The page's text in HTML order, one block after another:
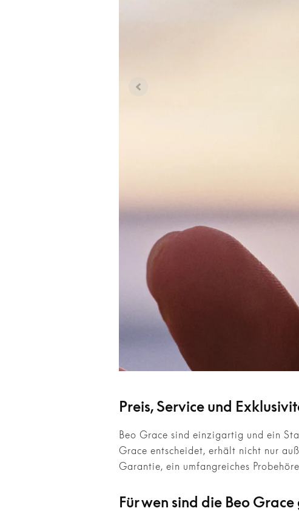
Preis, Service und
Beo Grace sind einzigartig und ein
Grace entscheidet, erhält nicht nur
Garantie, ein umfangreiches
Für wen sind die Beo